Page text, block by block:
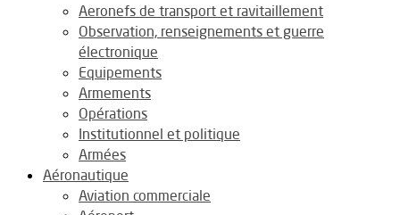
Aeronefs de transport et ravitaillement
Observation, renseignements et guerre
électronique
Equipements
Armements
Opérations
Institutionnel et politique
Armées
Aéronautique
Aviation commerciale